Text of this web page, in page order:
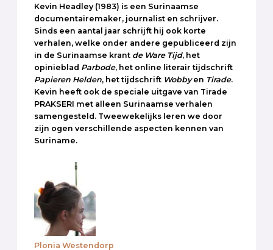
Kevin Headley (1983) is een Surinaamse
documentairemaker, journalist en schrijver.
Sinds een aantal jaar schrijft hij ook korte
verhalen, welke onder andere gepubliceerd zijn
in de Surinaamse krant de Ware Tijd, het
opinieblad Parbode, het online literair tijdschrift
Papieren Helden, het tijdschrift Wobbyen Tirade.
Kevin heeft ook de speciale uitgave van Tirade
PRAKSERI met alleen Surinaamse verhalen
samengesteld. Tweewekelijks leren we door
zijn ogen verschillende aspecten kennen van
Suriname.
Plonia Westendorp